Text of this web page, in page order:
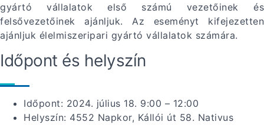
gyártó vállalatok első számú vezetőinek és
felsővezetőinek ajánljuk. Az eseményt kifejezetten
ajánljuk élelmiszeripari gyártó vállalatok számára.
Időpont és helyszín
Időpont: 2024. július 18. 9:00 – 12:00
Helyszín: 4552 Napkor, Kállói út 58. Nativus